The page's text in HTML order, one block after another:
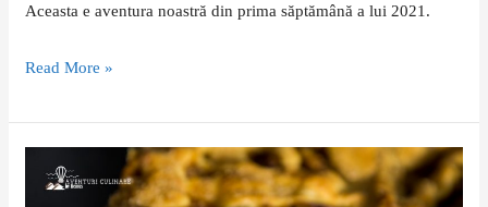
Aceasta e aventura noastră din prima săptămână a lui 2021.
Read More »
Plăcintă
americană